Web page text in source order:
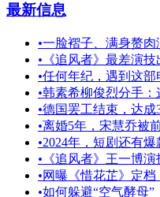
最新信息
•一脸褶子、满身赘
• 《追风者》最差演
•任何年纪，遇到这部
•韩素希柳俊烈分手
•德国罢工结束，达成
•离婚5年，宋慧乔被
•2024年，短剧还有爆
• 《追风者》王一博
•网曝《惜花芷》定
•如何躲避“空气酵母”